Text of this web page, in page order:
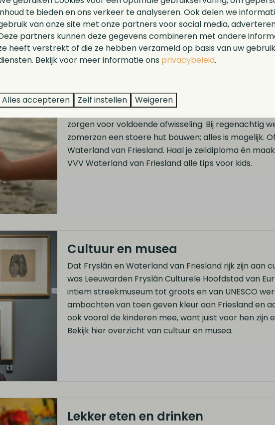
voor jouw watersport beleving.
Tips voor kids
Voor gezinnen met kinderen is van alles te beleven
zorgen voor voldoende afwisseling. Bij regenachtig
zomerzon een stoere hut bouwen; alles is mogelijk.
Waterland van Friesland. Haal je zeildiploma én
VVV Waterland van Friesland alle tips voor kids.
Cultuur en musea
Dat Fryslân en Waterland van Friesland rijk zijn aan
was Leeuwarden Fryslân Culturele Hoofdstad van
intiem streekmuseum tot groots en van UNESCO
ambachten van toen geven kleur aan Friesland en
ook vooral de kinderen mee, want juist voor hen
Bekijk hier overzicht van cultuur en musea.
Lekker eten en drinken
te bieden en ons verkeer te analyseren. Ook delen we
van onze site met onze partners voor social media,
partners kunnen deze gegevens combineren met andere
heeft verstrekt of die ze hebben verzameld op basis van uw
Bekijk voor meer informatie ons privacybeleid.
Alles accepteren Zelf instellen Weigeren